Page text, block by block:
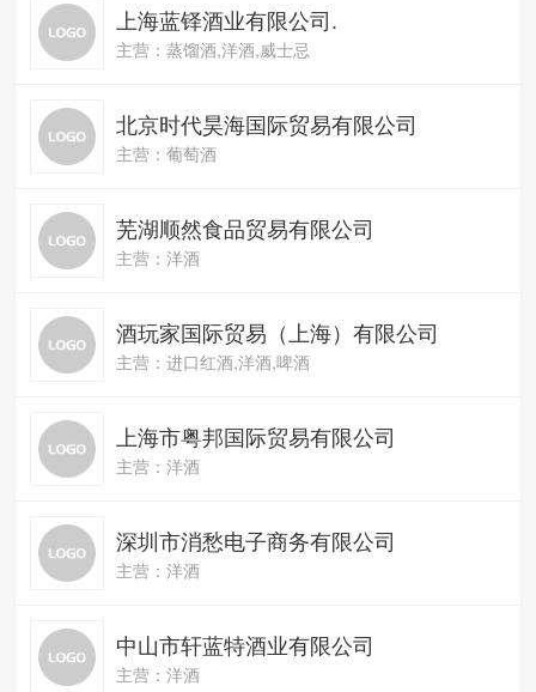
上海蓝铎酒业有限公司.
主营：蒸馏酒,洋酒,威士忌
北京时代昊海国际贸易有限公司
主营：葡萄酒
芜湖顺然食品贸易有限公司
主营：洋酒
酒玩家国际贸易（上海）有限公司
主营：进口红酒,洋酒,啤酒
上海市粤邦国际贸易有限公司
主营：洋酒
深圳市消愁电子商务有限公司
主营：洋酒
中山市轩蓝特酒业有限公司
主营：洋酒